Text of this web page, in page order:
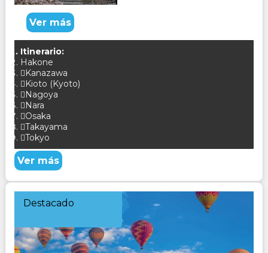
Ver más
Itinerario:
Hakone
Kanazawa
Kioto (Kyoto)
Nagoya
Nara
Osaka
Takayama
Tokyo
Ver más
Destacado